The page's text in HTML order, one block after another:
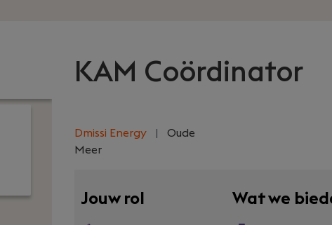
KAM Coördinator
Dmissi Energy
Oude
Meer
Jouw rol Wat we